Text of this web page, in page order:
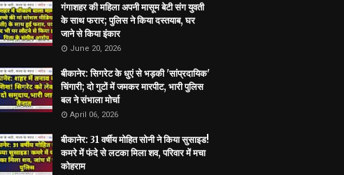
गंगाशहर की महिला अपनी मासूम बेटी संग युवती
के साथ फरार; पुलिस ने किया दस्तयाब, घर
जाने से किया इंकार
June 20, 2026
बीकानेर: सिगरेट के धुएं से भड़की 'सांप्रदायिक'
चिंगारी; दो गुटों में जमकर मारपीट, भारी पुलिस
बल ने संभाला मोर्चा
April 06, 2026
बीकानेर: 31 वर्षीय मोहित सोनी ने किया सुसाइड!
कमरे में फंदे से लटका मिला शव, परिवार में मचा
कोहराम